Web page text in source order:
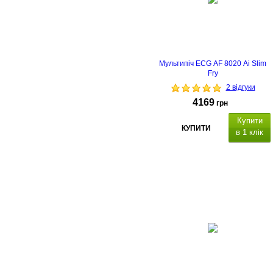
Мультипіч ECG AF 8020 Ai Slim
Fry
2 відгуки
4169 грн
КУПИТИ
Купити
в 1 клік